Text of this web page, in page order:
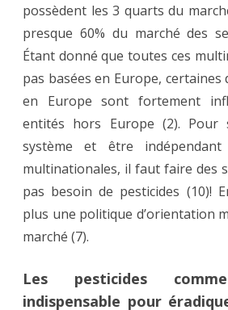
possèdent les 3 quarts du
presque 60% du marché des
Étant donné que toutes ces
pas basées en Europe, certaines
en Europe sont fortement
entités hors Europe (2). Pour
système et être
multinationales, il faut faire des
pas besoin de pesticides (10)!
plus une politique d’orientation
marché (7).
Les pesticides
indispensable pour